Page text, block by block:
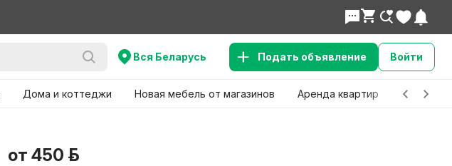
Вся Беларусь Подать объявление Войти
Дома и коттеджи Новая мебель от магазинов Аренда квартир Детские
от 450 р.